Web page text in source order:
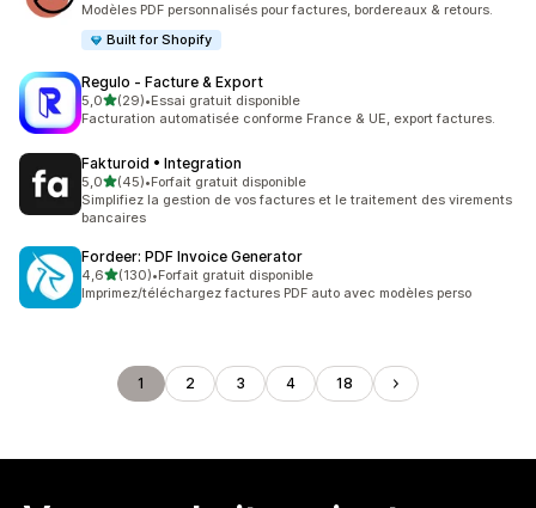
Modèles PDF personnalisés pour factures, bordereaux & retours.
Built for Shopify
Regulo ‑ Facture & Export
5,0étoile(s) sur 5
(29)
29 avis au total
•Essai gratuit disponible
Facturation automatisée conforme France & UE, export factures.
Fakturoid • Integration
5,0étoile(s) sur 5
(45)
45 avis au total
•Forfait gratuit disponible
Simplifiez la gestion de vos factures et le traitement des virements
bancaires
Fordeer: PDF Invoice Generator
4,6étoile(s) sur 5
(130)
130 avis au total
•Forfait gratuit disponible
Imprimez/téléchargez factures PDF auto avec modèles perso
1 2 3 4 18